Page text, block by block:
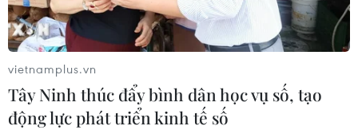
Xem thêm
vietnamplus.vn
Tây Ninh thúc đẩy bình dân học vụ số, tạo
động lực phát triển kinh tế số